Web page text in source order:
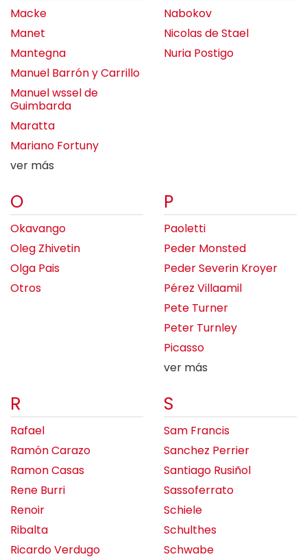
Macke
Manet
Mantegna
Manuel Barrón y Carrillo
Manuel wssel de
Guimbarda
Maratta
Mariano Fortuny
ver más
Nabokov
Nicolas de Stael
Nuria Postigo
O
Okavango
Oleg Zhivetin
Olga Pais
Otros
P
Paoletti
Peder Monsted
Peder Severin Kroyer
Pérez Villaamil
Pete Turner
Peter Turnley
Picasso
ver más
R
Rafael
Ramón Carazo
Ramon Casas
Rene Burri
Renoir
Ribalta
Ricardo Verdugo
S
Sam Francis
Sanchez Perrier
Santiago Rusiñol
Sassoferrato
Schiele
Schulthes
Schwabe